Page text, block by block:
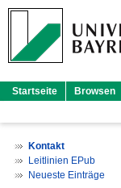
Startseite Browsen
Kontakt
Leitlinien EPub
Neueste Einträge